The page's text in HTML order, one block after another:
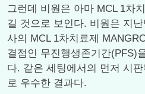
그런데 비원은 아마 MCL 1차
길 것으로 보인다. 비원은 지
사의 MCL 1차치료제
결점인 무진행생존기간(PFS)
다. 같은 세팅에서의 먼저 시
로 우수한 결과다.